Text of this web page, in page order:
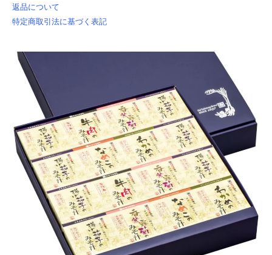
返品について
特定商取引法に基づく表記